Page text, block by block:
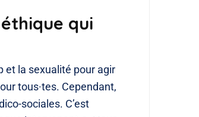
qui
et la sexualité pour agir
tous·tes. Cependant,
sociales. C’est